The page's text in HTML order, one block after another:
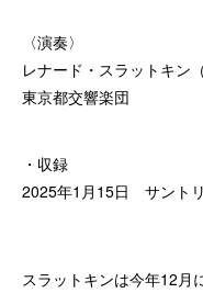
〈演奏〉
レナード・スラットキン
東京都交響楽団
・収録
2025年1月15日 サント
スラットキンは今年12月